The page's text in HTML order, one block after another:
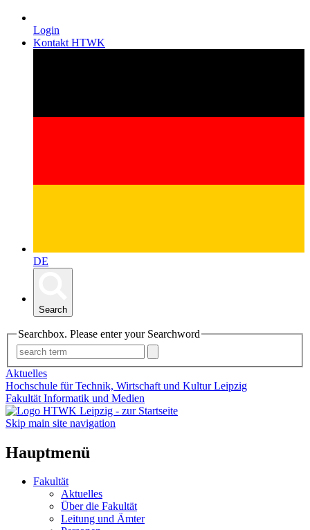
Login
Kontakt HTWK
DE
Search
Searchbox. Please enter your Searchword
Aktuelles
Hochschule für Technik, Wirtschaft und Kultur Leipzig
Fakultät Informatik und Medien
Skip main site navigation
Hauptmenü
Fakultät
Aktuelles
Über die Fakultät
Leitung und Ämter